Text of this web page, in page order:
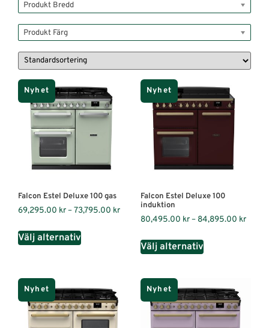
Produkt Bredd
Produkt Färg
Nyhet
Falcon Estel Deluxe 100 gas
69,295.00 kr–73,795.00 kr
Välj alternativ
Nyhet
Falcon Estel Deluxe 100
induktion
80,495.00 kr– 84,895.00 kr
Välj alternativ
Nyhet Nyhet